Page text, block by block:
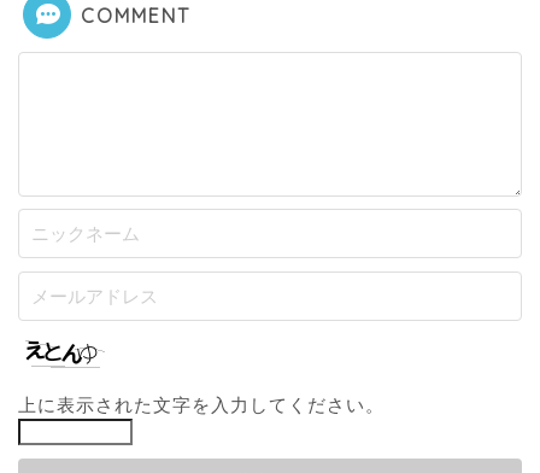
COMMENT
上に表示された文字を入力してください。